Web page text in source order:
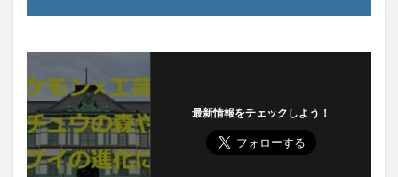
最新情報をチェックしよう！